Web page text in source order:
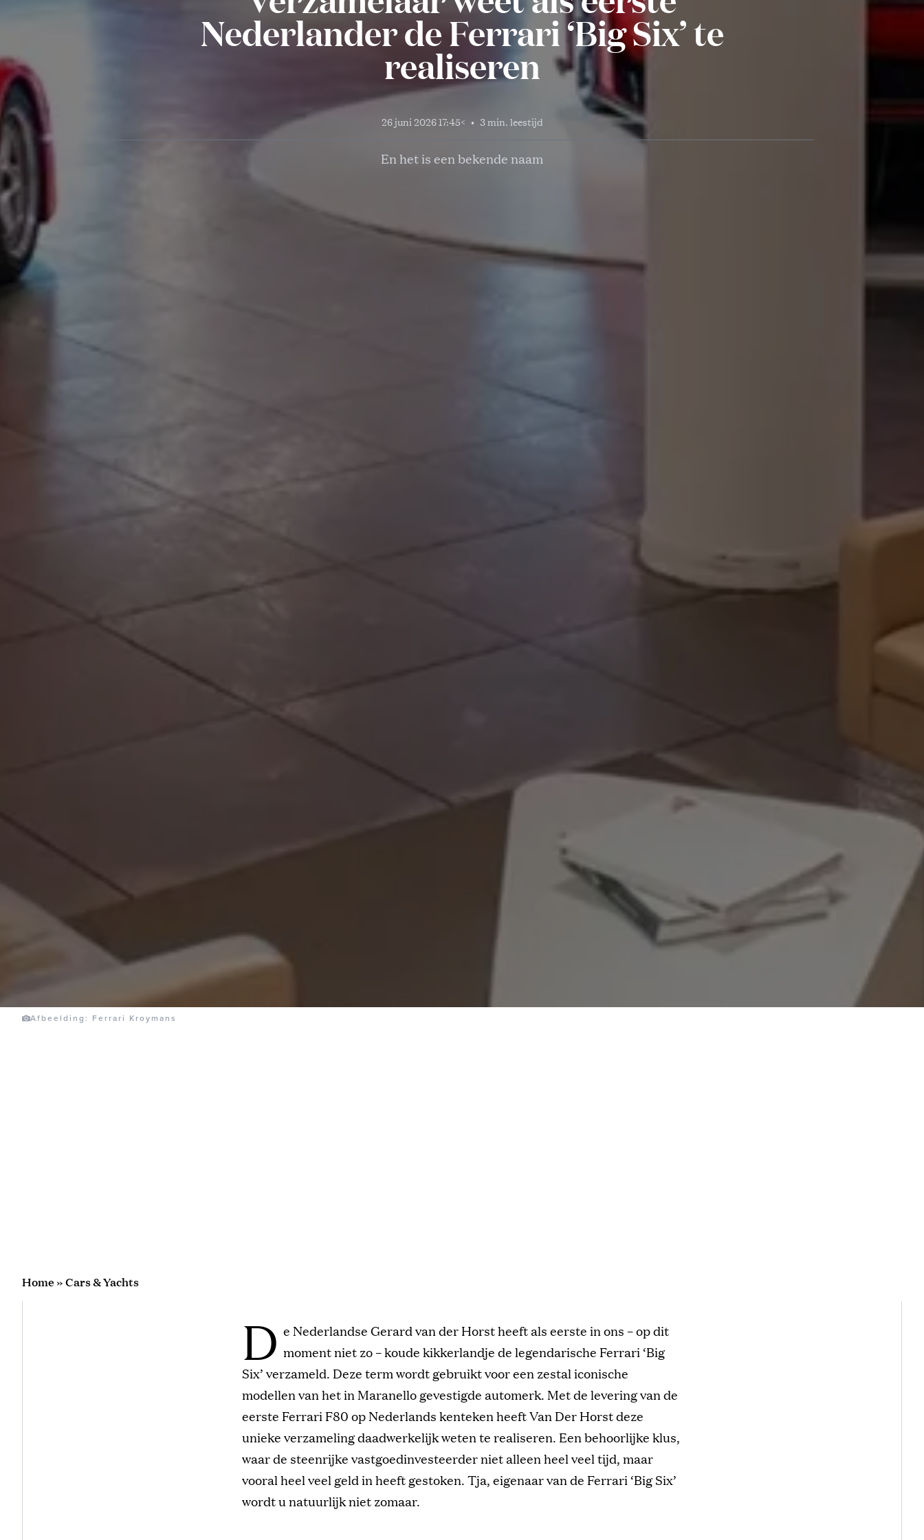
Nederlander de Ferrari ‘Big Six’ te
realiseren
26 juni 2026 17:45< • 3 min. leestijd
En het is een bekende naam
Afbeelding: Ferrari Kroymans
Home»Cars & Yachts
D e Nederlandse Gerard van der Horst heeft als eerste in ons – op dit
moment niet zo – koude kikkerlandje de legendarische Ferrari ‘Big
Six’ verzameld. Deze term wordt gebruikt voor een zestal iconische
modellen van het in Maranello gevestigde automerk. Met de levering van de
eerste Ferrari F80 op Nederlands kenteken heeft Van Der Horst deze
unieke verzameling daadwerkelijk weten te realiseren. Een behoorlijke klus,
waar de steenrijke vastgoedinvesteerder niet alleen heel veel tijd, maar
vooral heel veel geld in heeft gestoken. Tja, eigenaar van de Ferrari ‘Big Six’
wordt u natuurlijk niet zomaar.